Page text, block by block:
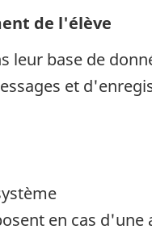
de l'élève
leur base de
et
en cas d'une